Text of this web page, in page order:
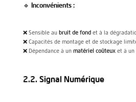
🔹 Inconvénients :
❌ Sensible aubruit de fondet à la
❌ Capacités de montage et de stockage
❌ Dépendance à unmatériel coûteuxet à un
2.2. Signal Numérique